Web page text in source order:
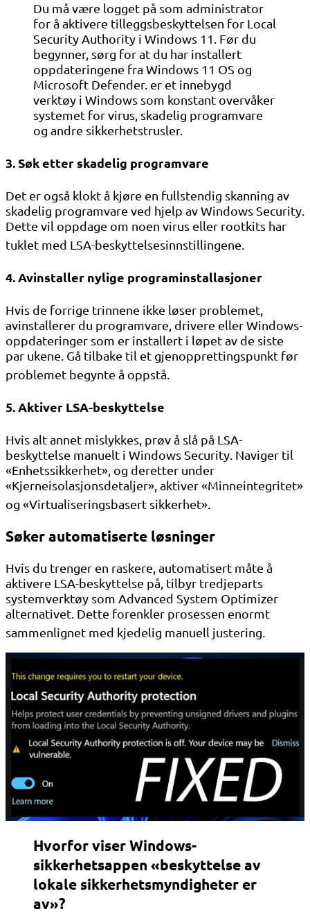
Du må være logget på som administrator
for å aktivere tilleggsbeskyttelsen for Local
Security Authority i Windows 11. Før du
begynner, sørg for at du har installert
oppdateringene fra Windows 11 OS og
Microsoft Defender. er et innebygd
verktøy i Windows som konstant overvåker
systemet for virus, skadelig programvare
og andre sikkerhetstrusler.
3. Søk etter skadelig programvare
Det er også klokt å kjøre en fullstendig skanning av
skadelig programvare ved hjelp av Windows Security.
Dette vil oppdage om noen virus eller rootkits har
tuklet med LSA-beskyttelsesinnstillingene.
4. Avinstaller nylige programinstallasjoner
Hvis de forrige trinnene ikke løser problemet,
avinstallerer du programvare, drivere eller Windows-
oppdateringer som er installert i løpet av de siste
par ukene. Gå tilbake til et gjenopprettingspunkt før
problemet begynte å oppstå
5. Aktiver LSA-beskyttelse
Hvis alt annet mislykkes, prøv å slå på LSA-
beskyttelse manuelt i Windows Security. Naviger til
«Enhetssikkerhet», og deretter under
«Kjerneisolasjonsdetaljer», aktiver «Minneintegritet»
og «Virtualiseringsbasert sikkerhet»
Søker automatiserte løsninger
Hvis du trenger en raskere, automatisert måte å
aktivere LSA-beskyttelse på, tilbyr tredjeparts
systemverktøy som Advanced System Optimizer
alternativet. Dette forenkler prosessen enormt
sammenlignet med kjedelig manuell justering
Hvorfor viser Windows-
sikkerhetsappen «beskyttelse av
lokale sikkerhetsmyndigheter er
av»?